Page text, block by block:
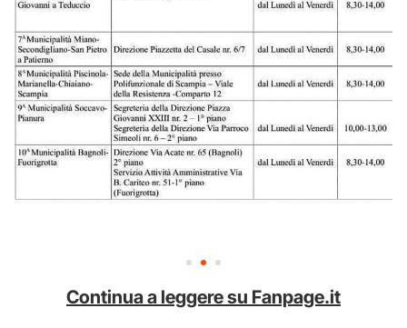
Continua a leggere su Fanpage.it